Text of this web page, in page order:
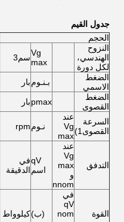
جدول القيم
الحجم
النزوح
الهندسي،
لكل دورة
Vg
maxسم3
الضغط
الاسمي
بـنـومبار
الضغط
القصوى
pmaxبار
السرعة
القصوى1)
عند
Vg
max
نـومrpm
التدفق
عند
Vg
max
و
nnom
qV
اسم
في
الدقيقة
القوة
في
qV
nom
(ب)كيلوواط